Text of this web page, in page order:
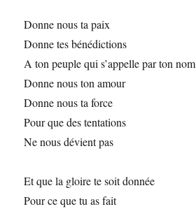
Donne nous ta paix
Donne tes bénédictions
A ton peuple qui s’appelle par ton nom
Donne nous ton amour
Donne nous ta force
Pour que des tentations
Ne nous dévient pas
Et que la gloire te soit donnée
Pour ce que tu as fait